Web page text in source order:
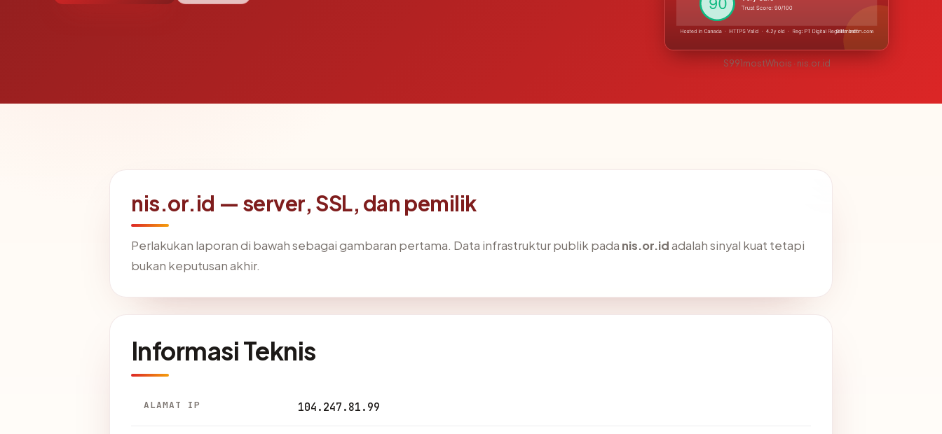
S991mostWhois · nis.or.id
nis.or.id — server, SSL, dan pemilik
Perlakukan laporan di bawah sebagai gambaran pertama. Data infrastruktur publik pada nis.or.idadalah sinyal kuat tetapi
bukan keputusan akhir.
Informasi Teknis
ALAMAT IP 104.247.81.99